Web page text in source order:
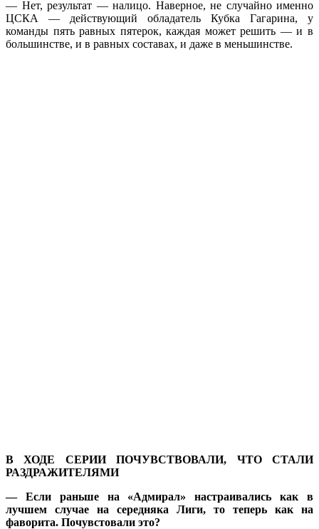
— Нет, результат — налицо. Наверное, не случайно именно
ЦСКА — действующий обладатель Кубка Гагарина, у
команды пять равных пятерок, каждая может решить — и в
большинстве, и в равных составах, и даже в меньшинстве.
В ХОДЕ СЕРИИ ПОЧУВСТВОВАЛИ, ЧТО СТАЛИ
РАЗДРАЖИТЕЛЯМИ
— Если раньше на «Адмирал» настраивались как в
лучшем случае на середняка Лиги, то теперь как на
фаворита. Почувстовали это?